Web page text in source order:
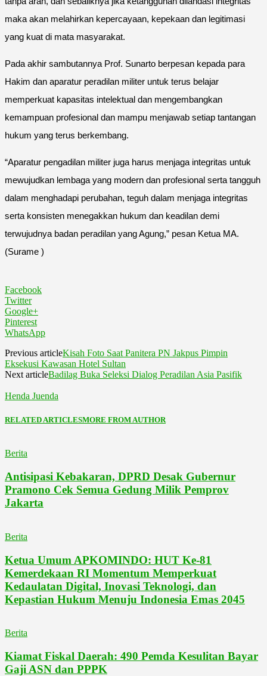
maka akan melahirkan kepercayaan, kepekaan dan legitimasi
yang kuat di mata masyarakat.
Pada akhir sambutannya Prof. Sunarto berpesan kepada para
Hakim dan aparatur peradilan militer untuk terus belajar
memperkuat kapasitas intelektual dan mengembangkan
kemampuan profesional dan mampu menjawab setiap tantangan
hukum yang terus berkembang.
“Aparatur pengadilan militer juga harus menjaga integritas untuk
mewujudkan lembaga yang modern dan profesional serta tangguh
dalam menghadapi perubahan, teguh dalam menjaga integritas
serta konsisten menegakkan hukum dan keadilan demi
terwujudnya badan peradilan yang Agung,” pesan Ketua MA.
(Surame )
Facebook
Twitter
Google+
Pinterest
WhatsApp
Previous articleKisah Foto Saat Panitera PN Jakpus Pimpin
Eksekusi Kawasan Hotel Sultan
Next articleBadilag Buka Seleksi Dialog Peradilan Asia Pasifik
Henda Juenda
RELATED ARTICLESMORE FROM AUTHOR
Berita
Antisipasi Kebakaran, DPRD Desak Gubernur
Pramono Cek Semua Gedung Milik Pemprov
Jakarta
Berita
Ketua Umum APKOMINDO: HUT Ke-81
Kemerdekaan RI Momentum Memperkuat
Kedaulatan Digital, Inovasi Teknologi, dan
Kepastian Hukum Menuju Indonesia Emas 2045
Berita
Kiamat Fiskal Daerah: 490 Pemda Kesulitan Bayar
Gaji ASN dan PPPK